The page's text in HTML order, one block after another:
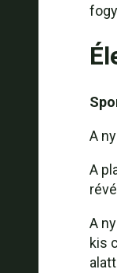
A
A
A
kis